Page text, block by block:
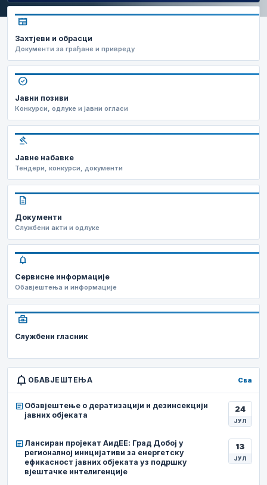
newspaper
Захтјеви и обрасци
Документи за грађане и привреду
check_circle
Јавни позиви
Конкурси, одлуке и јавни огласи
gavel
Јавне набавке
Тендери, конкурси, документи
description
Документи
Службени акти и одлуке
notifications
Сервисне информације
Обавјештења и информације
business_center
Службени гласник
notifications ОБАВЈЕШТЕЊА Сва
article Обавјештење о дератизацији и дезинсекцији
јавних објеката
24
ЈУЛ
article Лансиран пројекат АидЕЕ: Град Добој у
регионалној иницијативи за енергетску
ефикасност јавних објеката уз подршку
вјештачке интелигенције
13
ЈУЛ